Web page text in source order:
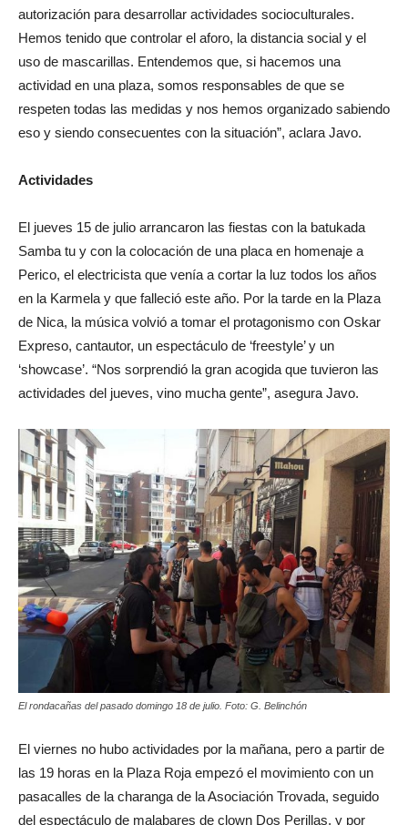
autorización para desarrollar actividades socioculturales.
Hemos tenido que controlar el aforo, la distancia social y el
uso de mascarillas. Entendemos que, si hacemos una
actividad en una plaza, somos responsables de que se
respeten todas las medidas y nos hemos organizado sabiendo
eso y siendo consecuentes con la situación”, aclara Javo.
Actividades
El jueves 15 de julio arrancaron las fiestas con la batukada
Samba tu y con la colocación de una placa en homenaje a
Perico, el electricista que venía a cortar la luz todos los años
en la Karmela y que falleció este año. Por la tarde en la Plaza
de Nica, la música volvió a tomar el protagonismo con Oskar
Expreso, cantautor, un espectáculo de ‘freestyle’ y un
‘showcase’. “Nos sorprendió la gran acogida que tuvieron las
actividades del jueves, vino mucha gente”, asegura Javo.
El rondacañas del pasado domingo 18 de julio. Foto: G. Belinchón
El viernes no hubo actividades por la mañana, pero a partir de
las 19 horas en la Plaza Roja empezó el movimiento con un
pasacalles de la charanga de la Asociación Trovada, seguido
del espectáculo de malabares de clown Dos Perillas, y por